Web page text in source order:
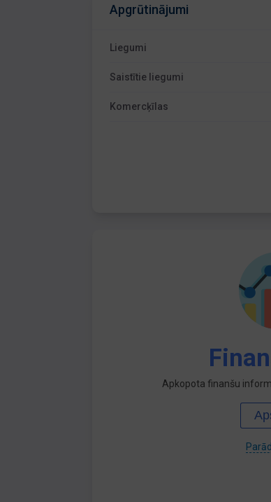
Apgrūtinājumi
Liegumi
Saistītie liegumi
Komercķīlas
Apkopota finanšu